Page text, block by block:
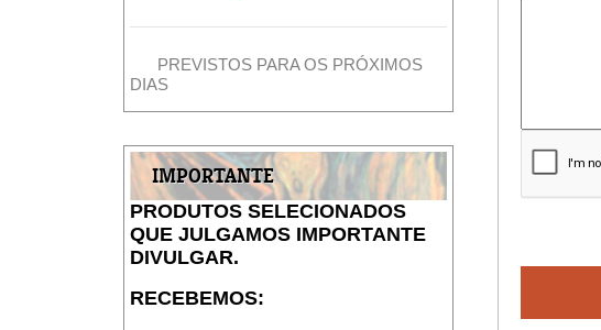
PREVISTOS PARA OS PRÓXIMOS
DIAS
IMPORTANTE
PRODUTOS SELECIONADOS
QUE JULGAMOS IMPORTANTE
DIVULGAR.
RECEBEMOS: